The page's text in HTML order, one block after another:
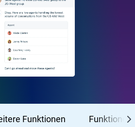
Funktionen Funktionen